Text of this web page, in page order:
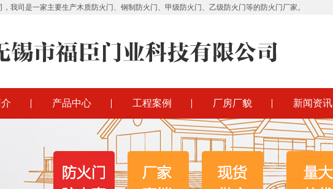
我司是一家主要生产木质防火门、钢制防火门、甲级防火门、乙级防火门等的防火门厂家。
产品中心 工程案例 厂房厂貌 新闻资讯